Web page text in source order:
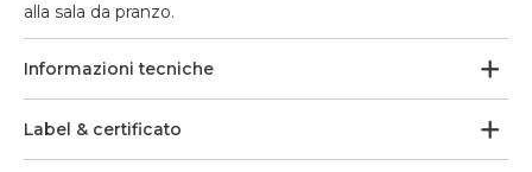
alla sala da pranzo.
Informazioni tecniche
Label & certificato